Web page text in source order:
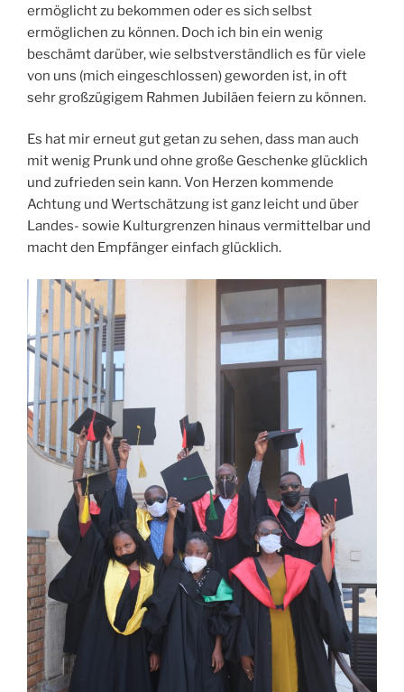
ermöglicht zu bekommen oder es sich selbst
ermöglichen zu können. Doch ich bin ein wenig
beschämt darüber, wie selbstverständlich es für viele
von uns (mich eingeschlossen) geworden ist, in oft
sehr großzügigem Rahmen Jubiläen feiern zu können.
Es hat mir erneut gut getan zu sehen, dass man auch
mit wenig Prunk und ohne große Geschenke glücklich
und zufrieden sein kann. Von Herzen kommende
Achtung und Wertschätzung ist ganz leicht und über
Landes- sowie Kulturgrenzen hinaus vermittelbar und
macht den Empfänger einfach glücklich.